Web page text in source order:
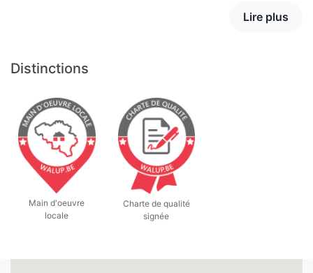
Lire plus
Distinctions
Main d'oeuvre
locale
Charte de qualité
signée